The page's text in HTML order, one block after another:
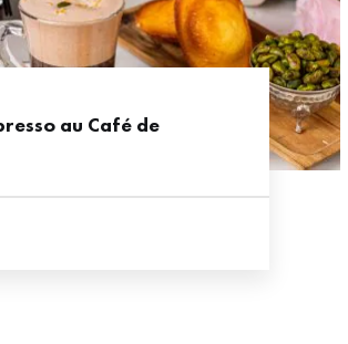
au Café de